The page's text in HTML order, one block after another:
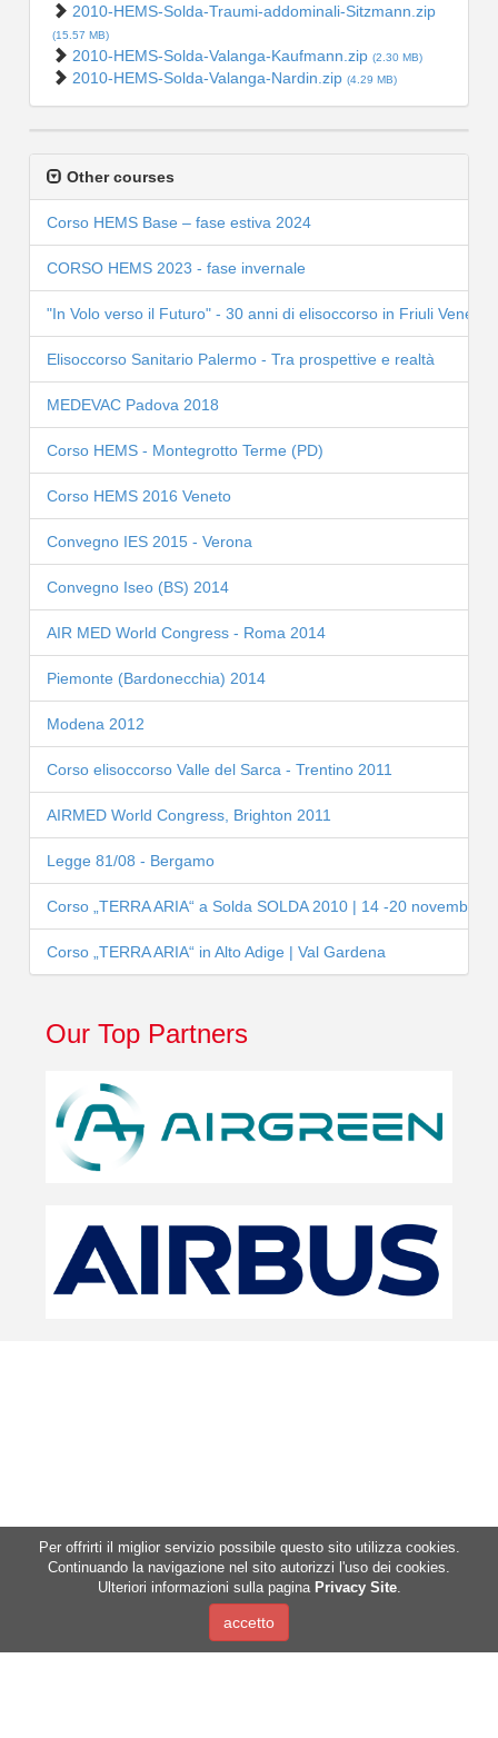
2010-HEMS-Solda-Traumi-addominali-Sitzmann.zip
(15.57 MB)
2010-HEMS-Solda-Valanga-Kaufmann.zip(2.30 MB)
2010-HEMS-Solda-Valanga-Nardin.zip(4.29 MB)
Other courses
Corso HEMS Base – fase estiva 2024
CORSO HEMS 2023 - fase invernale
"In Volo verso il Futuro" - 30 anni di elisoccorso in Friuli Venezia
Elisoccorso Sanitario Palermo - Tra prospettive e realtà
MEDEVAC Padova 2018
Corso HEMS - Montegrotto Terme (PD)
Corso HEMS 2016 Veneto
Convegno IES 2015 - Verona
Convegno Iseo (BS) 2014
AIR MED World Congress - Roma 2014
Piemonte (Bardonecchia) 2014
Modena 2012
Corso elisoccorso Valle del Sarca - Trentino 2011
AIRMED World Congress, Brighton 2011
Legge 81/08 - Bergamo
Corso „TERRA ARIA“ a Solda SOLDA 2010 | 14 -20 novembre
Corso „TERRA ARIA“ in Alto Adige | Val Gardena
Our Top Partners
Per offrirti il miglior servizio possibile questo sito utilizza cookies.
Continuando la navigazione nel sito autorizzi l'uso dei cookies.
Ulteriori informazioni sulla pagina Privacy Site.